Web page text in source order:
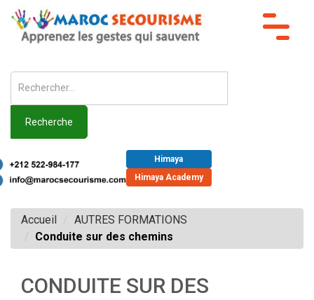
Recherche
Himaya
Himaya Academy
Toggle
Accueil
AUTRES FORMATIONS
Conduite sur des chemins
CONDUITE SUR DES